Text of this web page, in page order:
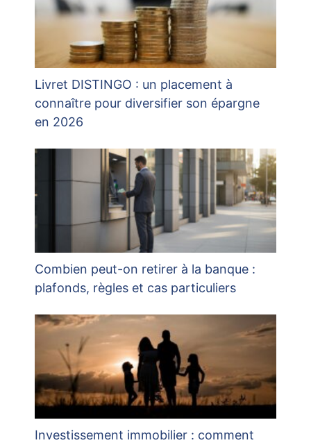
Livret DISTINGO : un placement à
connaître pour diversifier son épargne
en 2026
Combien peut-on retirer à la banque :
plafonds, règles et cas particuliers
Investissement immobilier : comment